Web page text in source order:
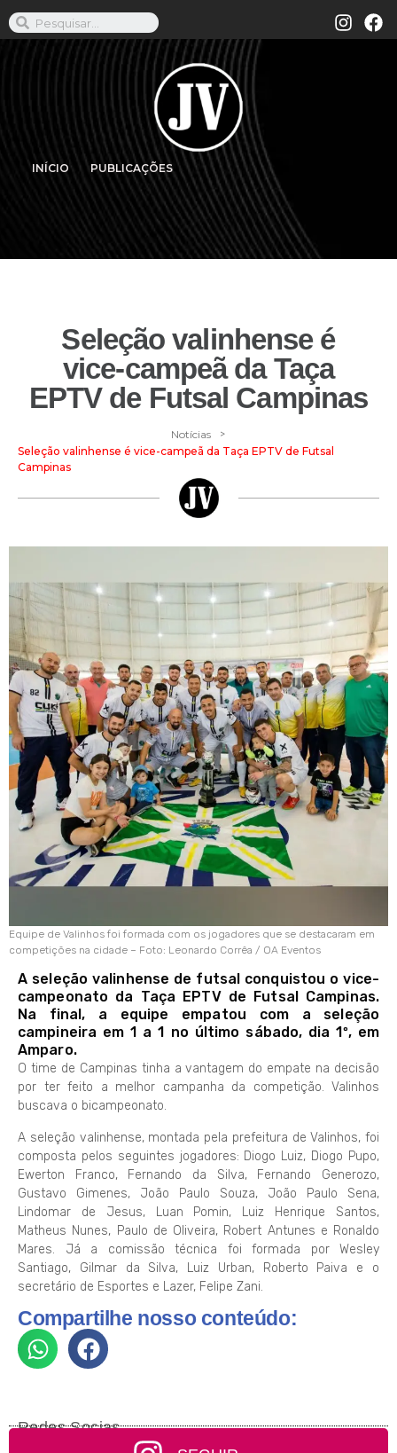
INÍCIO PUBLICAÇÕES
Seleção valinhense é
vice-campeã da Taça
EPTV de Futsal Campinas
Notícias >
Seleção valinhense é vice-campeã da Taça EPTV de Futsal
Campinas
Equipe de Valinhos foi formada com os jogadores que se destacaram em
competições na cidade – Foto: Leonardo Corrêa / OA Eventos
A seleção valinhense de futsal conquistou o vice-
campeonato da Taça EPTV de Futsal Campinas.
Na final, a equipe empatou com a seleção
campineira em 1 a 1 no último sábado, dia 1º, em
Amparo.
O time de Campinas tinha a vantagem do empate na decisão
por ter feito a melhor campanha da competição. Valinhos
buscava o bicampeonato.
A seleção valinhense, montada pela prefeitura de Valinhos, foi
composta pelos seguintes jogadores: Diogo Luiz, Diogo Pupo,
Ewerton Franco, Fernando da Silva, Fernando Generozo,
Gustavo Gimenes, João Paulo Souza, João Paulo Sena,
Lindomar de Jesus, Luan Pomin, Luiz Henrique Santos,
Matheus Nunes, Paulo de Oliveira, Robert Antunes e Ronaldo
Mares. Já a comissão técnica foi formada por Wesley
Santiago, Gilmar da Silva, Luiz Urban, Roberto Paiva e o
secretário de Esportes e Lazer, Felipe Zani.
Compartilhe nosso conteúdo:
Redes Socias